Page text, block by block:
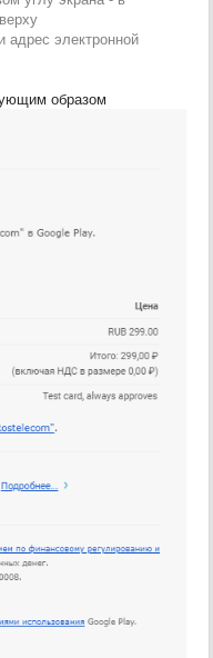
адрес электронной
образом